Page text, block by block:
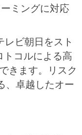
ミングに対応
レビ朝日をスト
トコルによる高
きます。リスク
、卓越したオー